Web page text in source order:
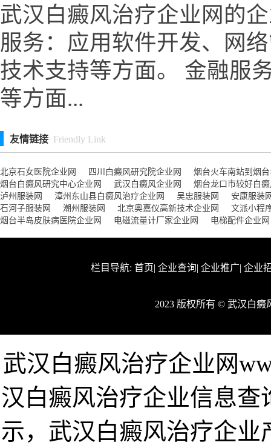
武汉白癜风治疗企业网的
服务：应用软件开发、网
技术支持等方面。 金融服
等方面...
友情链接 Friendly Link
北京石女医院企业网 四川白癜风研究院企业网
烟台火车南站到烟
烟台白癜风研究中心企业网
武汉白癜风企业网
烟台龙口市较好白
泸州服装网
漳州东山县白癜风治疗企业网 吴忠服装网
安康服装
石河子服装网
潮州服装网 北京奥嘉仪高新技术企业网
文派小程
烟台半岛皮肤病医院企业网
电磁流量计厂家企业网 电梯配件企业网
栏目导航: 首页| 企业查询| 企业推广| 企业
2023 版权所有 © 武汉白
武汉白癜风治疗企业网
汉白癜风治疗企业信息
示，武汉白癜风治疗企